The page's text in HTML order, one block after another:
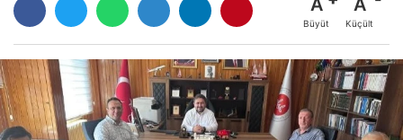
Büyüt Küçült